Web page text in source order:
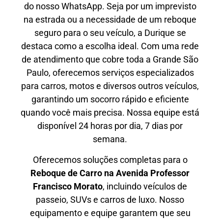
do nosso WhatsApp. Seja por um imprevisto
na estrada ou a necessidade de um reboque
seguro para o seu veículo, a Durique se
destaca como a escolha ideal. Com uma rede
de atendimento que cobre toda a Grande São
Paulo, oferecemos serviços especializados
para carros, motos e diversos outros veículos,
garantindo um socorro rápido e eficiente
quando você mais precisa. Nossa equipe está
disponível 24 horas por dia, 7 dias por
semana.
Oferecemos soluções completas para o
Reboque de Carro na Avenida Professor
Francisco Morato, incluindo veículos de
passeio, SUVs e carros de luxo. Nosso
equipamento e equipe garantem que seu